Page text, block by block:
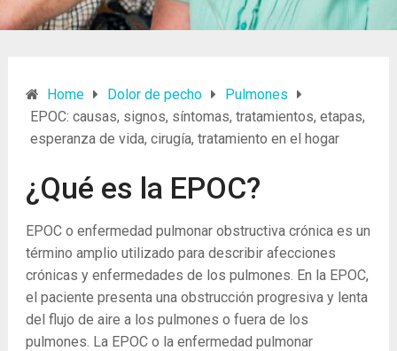
Home Dolor de pecho
Pulmones
EPOC: causas, signos, síntomas, tratamientos, etapas,
esperanza de vida, cirugía, tratamiento en el hogar
¿Qué es la EPOC?
EPOC o enfermedad pulmonar obstructiva crónica es un
término amplio utilizado para describir afecciones
crónicas y enfermedades de los pulmones. En la EPOC,
el paciente presenta una obstrucción progresiva y lenta
del flujo de aire a los pulmones o fuera de los
pulmones. La EPOC o la enfermedad pulmonar